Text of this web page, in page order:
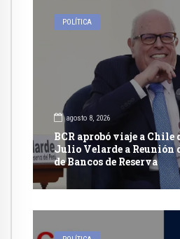
POLÍTICA
agosto 8, 2026
BCR aprobó viaje a Chile
Julio Velarde a Reunión
de Bancos de Reserva